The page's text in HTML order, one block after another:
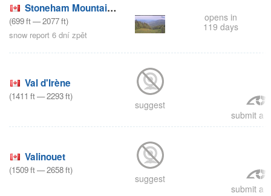
Stoneham Mountain Resort
(699ft—2077ft)
snow report 6 dní zpět
opens in
119 days
Val d'Irène
(1411 ft—2293ft)
suggest
submit a
Valinouet
(1509ft—2658ft)
suggest
submit a